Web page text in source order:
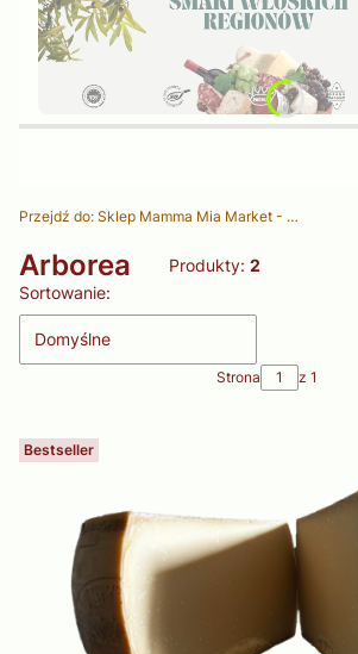
Przejdź do: Sklep Mamma Mia Market - Delikatesy Włoskie
Arborea Produkty: 2
Lista produktów
Sortowanie:
Domyślne
Strona z 1
Bestseller